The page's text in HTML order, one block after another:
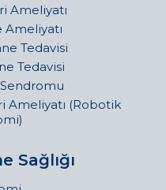
Ameliyatı
Ameliyatı
Tedavisi
Tedavisi
Sendromu
Ameliyatı (Robotik
Sağlığı